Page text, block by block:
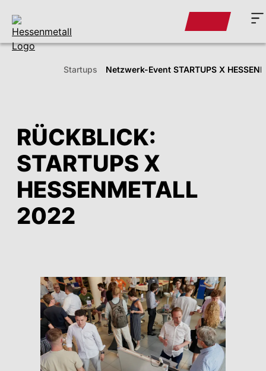
RÜCKBLICK:
STARTUPS X
HESSENMETALL
2022
Startups Netzwerk-Event STARTUPS X